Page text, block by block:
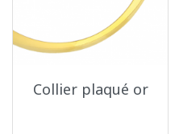
Collier plaqué or